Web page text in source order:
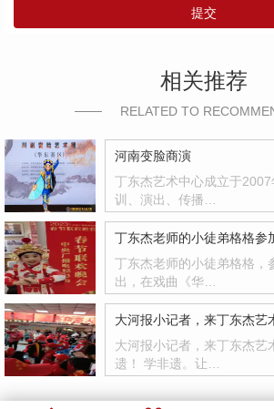
提交
相关推荐
RELATED TO
河南变脸商演
丁东杰艺术中心成立于
训、演出、传播…
丁东杰老师的小徒弟格格参
丁东杰老师的小徒弟格格，
出，在戏曲《华…
大河报小记者，来丁东杰艺
遗！ 学非遗。让…